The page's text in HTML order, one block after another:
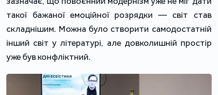
такої бажаної емоційної розрядки — світ став
складнішим. Можна було створити самодостатній
інший світ у літературі, але довколишній простір
уже був конфліктний.